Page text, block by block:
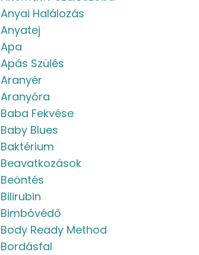
Anyai Halálozás
Anyatej
Apa
Apás Szülés
Aranyér
Aranyóra
Baba Fekvése
Baby Blues
Baktérium
Beavatkozások
Beöntés
Bilirubin
Bimbóvédő
Body Ready Method
Bordásfal